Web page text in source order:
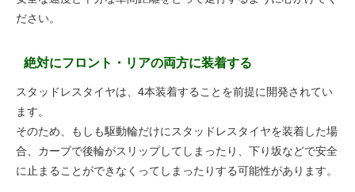
ださい。
絶対にフロント・リアの両方に装着する
スタッドレスタイヤは、4本装着することを前提に開発されてい
ます。
そのため、もしも駆動輪だけにスタッドレスタイヤを装着した場
合、カーブで後輪がスリップしてしまったり、下り坂などで安全
に止まることができなくってしまったりする可能性があります。